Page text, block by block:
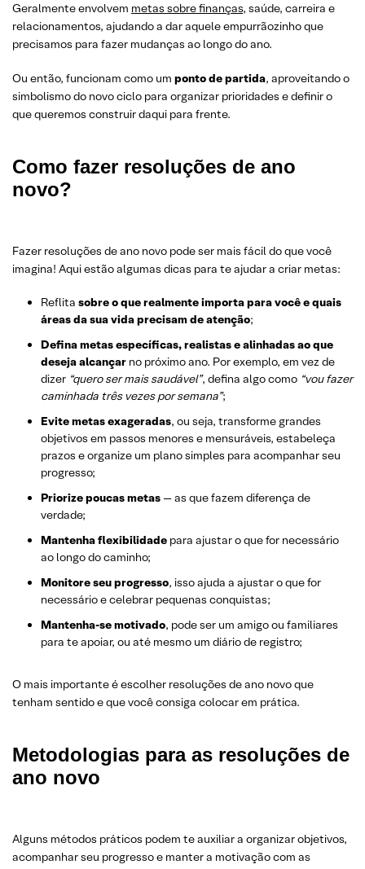
Geralmente envolvem metas sobre finanças, saúde, carreira e
relacionamentos, ajudando a dar aquele empurrãozinho que
precisamos para fazer mudanças ao longo do ano.
Ou então, funcionam como um ponto de partida, aproveitando o
simbolismo do novo ciclo para organizar prioridades e definir o
que queremos construir daqui para frente.
Como fazer resoluções de ano
novo?
Fazer resoluções de ano novo pode ser mais fácil do que você
imagina! Aqui estão algumas dicas para te ajudar a criar metas:
Reflita sobre o que realmente importa para você e quais
áreas da sua vida precisam de atenção;
Defina metas específicas, realistas e alinhadas ao que
deseja alcançar no próximo ano. Por exemplo, em vez de
dizer “quero ser mais saudável”, defina algo como “vou fazer
caminhada três vezes por semana”;
Evite metas exageradas, ou seja, transforme grandes
objetivos em passos menores e mensuráveis, estabeleça
prazos e organize um plano simples para acompanhar seu
progresso;
Priorize poucas metas — as que fazem diferença de
verdade;
Mantenha flexibilidade para ajustar o que for necessário
ao longo do caminho;
Monitore seu progresso, isso ajuda a ajustar o que for
necessário e celebrar pequenas conquistas;
Mantenha-se motivado, pode ser um amigo ou familiares
para te apoiar, ou até mesmo um diário de registro;
O mais importante é escolher resoluções de ano novo que
tenham sentido e que você consiga colocar em prática.
Metodologias para as resoluções de
ano novo
Alguns métodos práticos podem te auxiliar a organizar objetivos,
acompanhar seu progresso e manter a motivação com as